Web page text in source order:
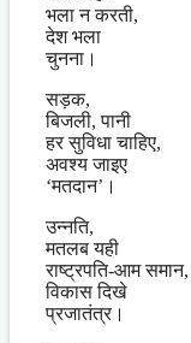
भला न करती,
देश भला
चुनना।
सड़क,
बिजली, पानी
हर सुविधा चाहिए,
अवश्य जाइए
‘मतदान’।
उन्नति,
मतलब यही
राष्ट्रपति-आम समान,
विकास दिखे
प्रजातंत्र।